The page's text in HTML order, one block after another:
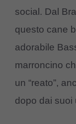
social. Dal
questo cane
adorabile
marroncino
un “reato”,
dopo dai suoi